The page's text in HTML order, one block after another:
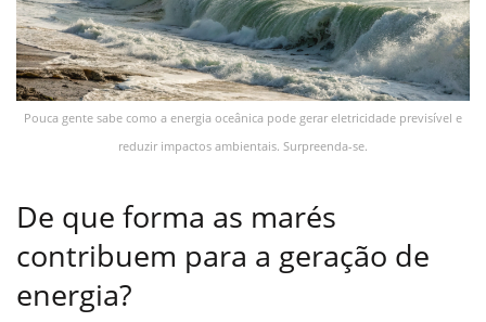
Pouca gente sabe como a energia oceânica pode gerar eletricidade previsível e
reduzir impactos ambientais. Surpreenda-se.
De que forma as marés
contribuem para a geração de
energia?